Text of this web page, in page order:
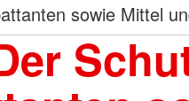
sowie Mittel